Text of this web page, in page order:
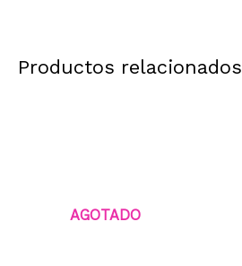
Productos relacionados
AGOTADO